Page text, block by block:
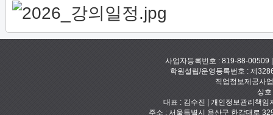
사업자등록번호 : 819-88-00509
학원설립/운영등록번호 : 제
직업정보제공사
상
대표 : 김수진 | 개인정보관리책
주소 : 서울특별시 용산구 한강대로